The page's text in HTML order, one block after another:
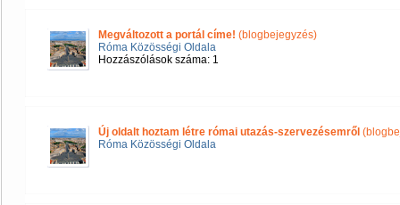
Megváltozott a portál címe! (blogbejegyzés)
Róma Közösségi Oldala
Hozzászólások száma: 1
Új oldalt hoztam létre római utazás-szervezésemről
Róma Közösségi Oldala